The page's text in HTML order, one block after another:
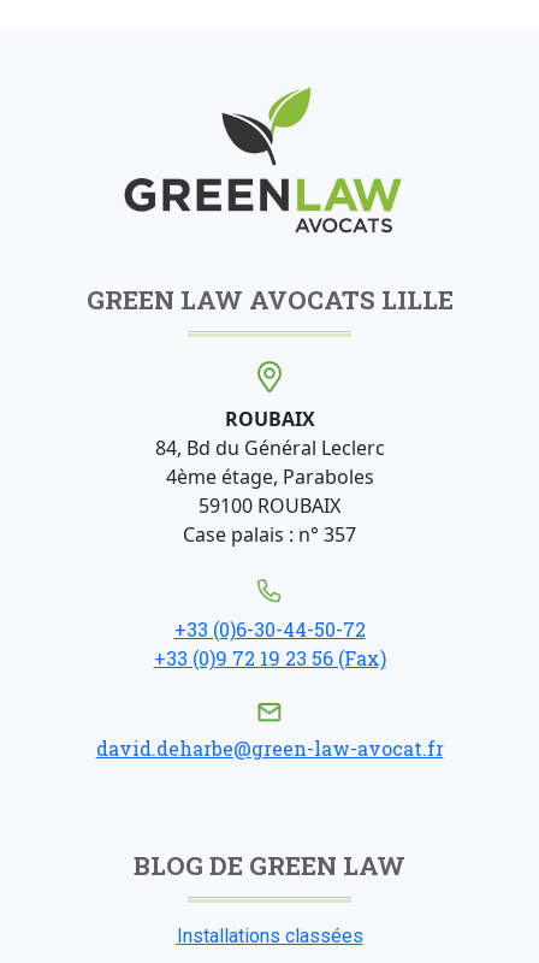
GREEN LAW AVOCATS LILLE
ROUBAIX
84, Bd du Général Leclerc
4ème étage, Paraboles
59100 ROUBAIX
Case palais : n° 357
+33 (0)6-30-44-50-72
+33 (0)9 72 19 23 56 (Fax)
david.deharbe@green-law-avocat.fr
BLOG DE GREEN LAW
Installations classées